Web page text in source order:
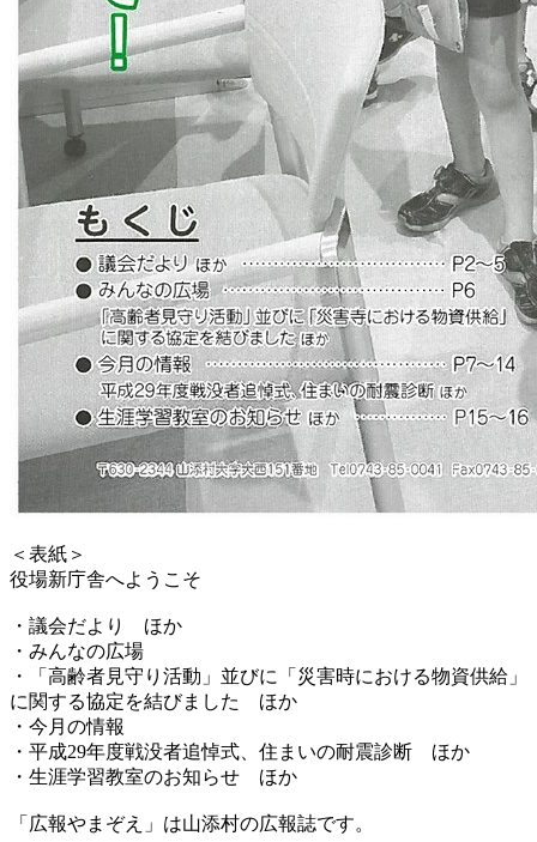
＜表紙＞
役場新庁舎へようこそ
・議会だより ほか
・みんなの広場
・「高齢者見守り活動」並びに「災害時における物資供給」
に関する協定を結びました ほか
・今月の情報
・平成29年度戦没者追悼式、住まいの耐震診断 ほか
・生涯学習教室のお知らせ ほか
「広報やまぞえ」は山添村の広報誌です。